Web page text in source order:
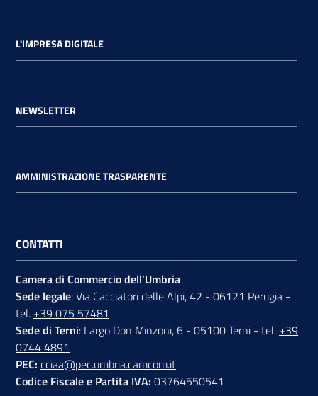
L'IMPRESA DIGITALE
NEWSLETTER
AMMINISTRAZIONE TRASPARENTE
CONTATTI
Camera di Commercio dell’Umbria
Sede legale: Via Cacciatori delle Alpi, 42 - 06121 Perugia -
tel. +39 075 57481
Sede di Terni: Largo Don Minzoni, 6 - 05100 Terni - tel. +39
0744 4891
PEC: cciaa@pec.umbria.camcom.it
Codice Fiscale e Partita IVA: 03764550541